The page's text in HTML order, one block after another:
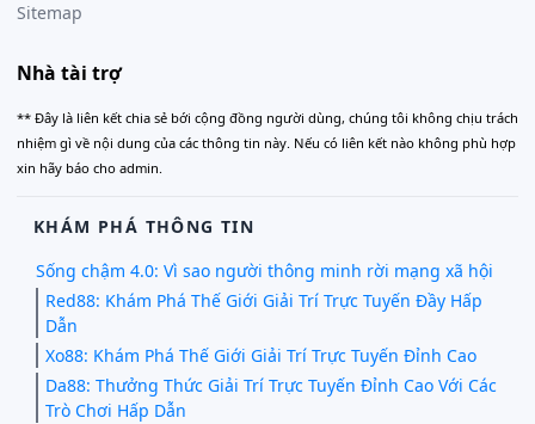
Sitemap
Nhà tài trợ
** Đây là liên kết chia sẻ bới cộng đồng người dùng, chúng tôi không chịu trách
nhiệm gì về nội dung của các thông tin này. Nếu có liên kết nào không phù hợp
xin hãy báo cho admin.
KHÁM PHÁ THÔNG TIN
Sống chậm 4.0: Vì sao người thông minh rời mạng xã hội
Red88: Khám Phá Thế Giới Giải Trí Trực Tuyến Đầy Hấp
Dẫn
Xo88: Khám Phá Thế Giới Giải Trí Trực Tuyến Đỉnh Cao
Da88: Thưởng Thức Giải Trí Trực Tuyến Đỉnh Cao Với Các
Trò Chơi Hấp Dẫn